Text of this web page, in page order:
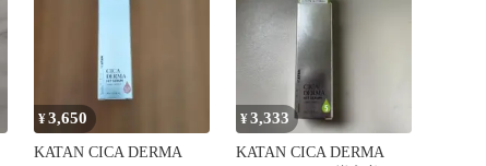
¥3,650
KATAN CICA DERMA
¥3,333
KATAN CICA DERMA